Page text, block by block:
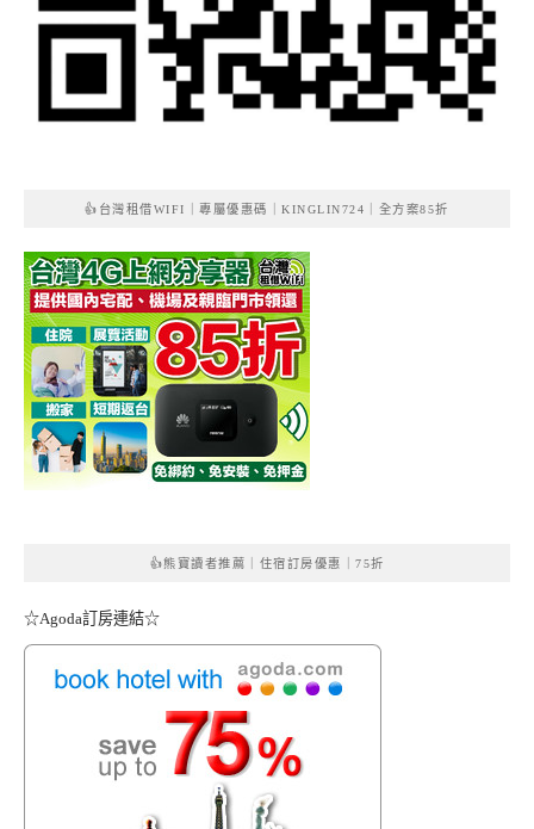
👍台灣租借WIFI｜專屬優惠碼｜KINGLIN724｜全方案85折
👍熊寶讀者推薦｜住宿訂房優惠｜75折
☆Agoda訂房連結☆